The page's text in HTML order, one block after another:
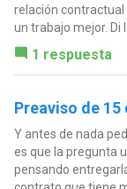
relación
un trabajo mejor. Di
1 respuesta
Preaviso de
Y antes de nada
es que la pregunta
pensando